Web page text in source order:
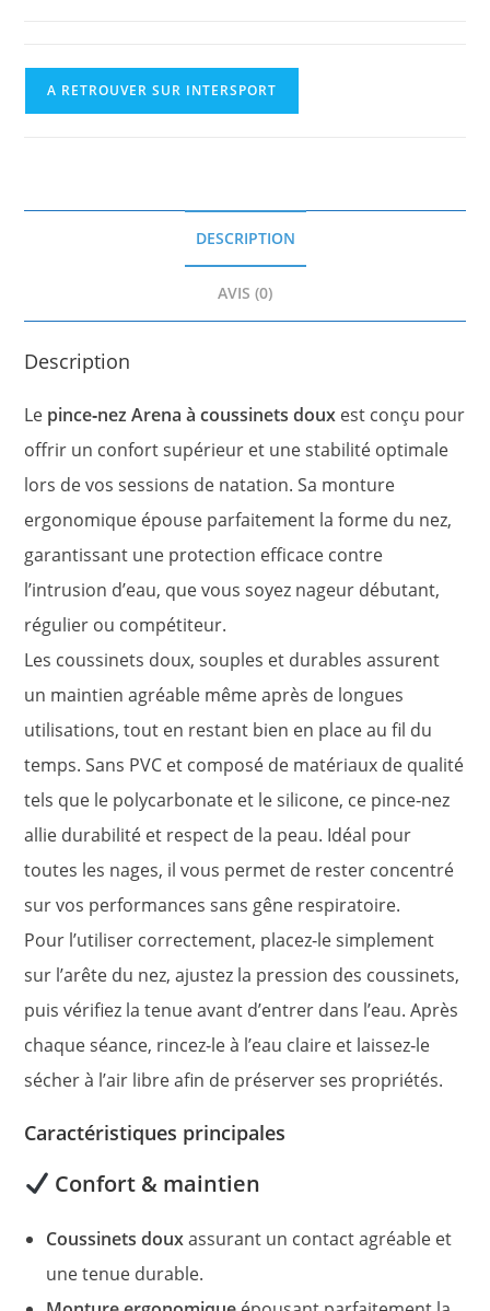
A RETROUVER SUR INTERSPORT
DESCRIPTION
AVIS (0)
Description
Le pince‑nez Arena à coussinets doux est conçu pour
offrir un confort supérieur et une stabilité optimale
lors de vos sessions de natation. Sa monture
ergonomique épouse parfaitement la forme du nez,
garantissant une protection efficace contre
l’intrusion d’eau, que vous soyez nageur débutant,
régulier ou compétiteur.
Les coussinets doux, souples et durables assurent
un maintien agréable même après de longues
utilisations, tout en restant bien en place au fil du
temps. Sans PVC et composé de matériaux de qualité
tels que le polycarbonate et le silicone, ce pince‑nez
allie durabilité et respect de la peau. Idéal pour
toutes les nages, il vous permet de rester concentré
sur vos performances sans gêne respiratoire.
Pour l’utiliser correctement, placez‑le simplement
sur l’arête du nez, ajustez la pression des coussinets,
puis vérifiez la tenue avant d’entrer dans l’eau. Après
chaque séance, rincez‑le à l’eau claire et laissez‑le
sécher à l’air libre afin de préserver ses propriétés.
Caractéristiques principales
Confort & maintien
Coussinets douxassurant un contact agréable et
une tenue durable.